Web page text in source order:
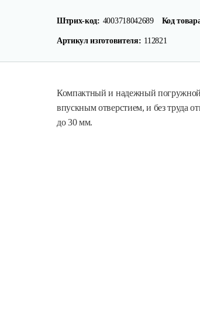
Штрих-код: 4003718042689 Код
Артикул изготовителя: 112821
Компактный и надежный
впускным отверстием, и без труда
до 30 мм.